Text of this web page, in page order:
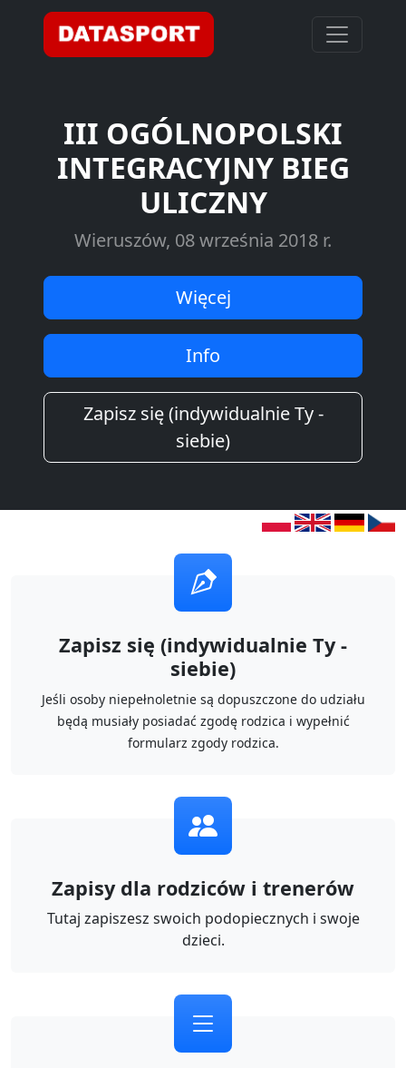
III OGÓLNOPOLSKI
INTEGRACYJNY BIEG
ULICZNY
Wieruszów, 08 września 2018 r.
Więcej
Info
Zapisz się (indywidualnie Ty -
siebie)
Zapisz się (indywidualnie Ty -
siebie)
Jeśli osoby niepełnoletnie są dopuszczone do udziału
będą musiały posiadać zgodę rodzica i wypełnić
formularz zgody rodzica.
Zapisy dla rodziców i trenerów
Tutaj zapiszesz swoich podopiecznych i swoje
dzieci.